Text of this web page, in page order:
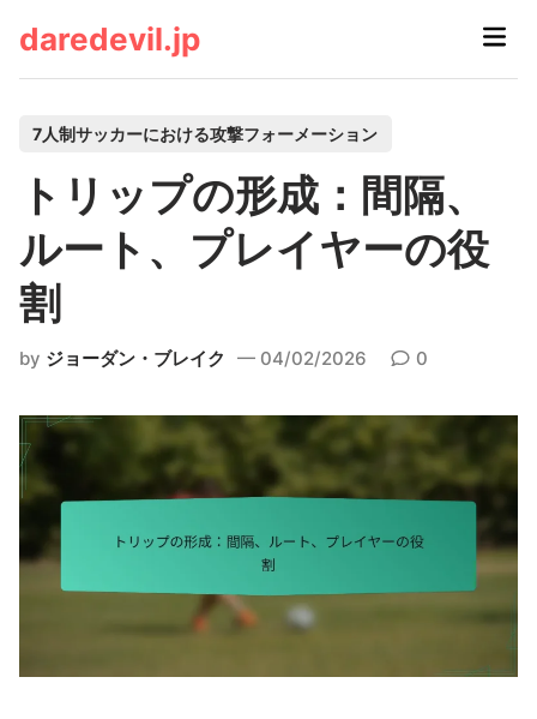
daredevil.jp
Main
e
d
n
7人制サッカーにおける攻撃フォーメーション
トリップの形成：間隔、
ルート、プレイヤーの役
割
by ジョーダン・ブレイク 04/02/2026 0